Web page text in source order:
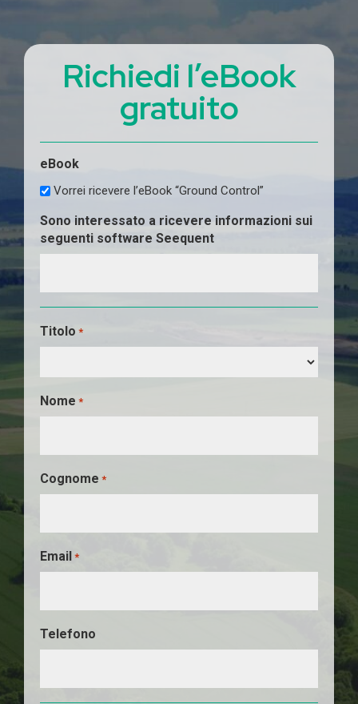
Richiedi l’eBook
gratuito
eBook
Vorrei ricevere l’eBook “Ground Control”
Sono interessato a ricevere informazioni sui
seguenti software Seequent
Titolo *
Nome *
Cognome *
Email *
Telefono